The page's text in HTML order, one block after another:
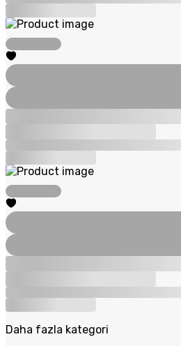
Daha fazla kategori